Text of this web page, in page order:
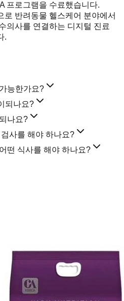
프로그램을 수료했습니다.
로 반려동물 헬스케어 분야에서
의사를 연결하는 디지털 진료
.
능한가요?
되나요?
나요?
사를 해야 하나요?
떤 식사를 해야 하나요?